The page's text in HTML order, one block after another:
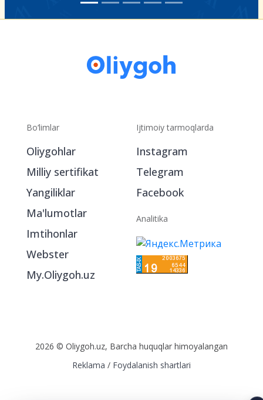
Bo‘limlar
Oliygohlar
Milliy sertifikat
Yangiliklar
Ma'lumotlar
Imtihonlar
Webster
My.Oliygoh.uz
Ijtimoiy tarmoqlarda
Instagram
Telegram
Facebook
Analitika
2026 © Oliygoh.uz, Barcha huquqlar himoyalangan
Reklama / Foydalanish shartlari